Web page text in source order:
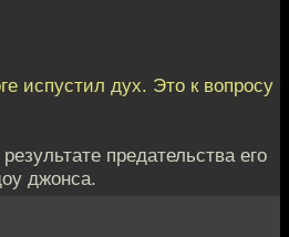
испустил дух. Это к вопросу
предательства его
джонса.